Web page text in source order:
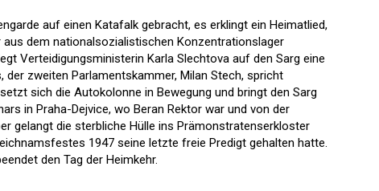
auf einen Katafalk gebracht, es erklingt ein Heimatlied,
dem nationalsozialistischen Konzentrationslager
Verteidigungsministerin Karla Slechtova auf den Sarg eine
zweiten Parlamentskammer, Milan Stech, spricht
sich die Autokolonne in Bewegung und bringt den Sarg
in Praha-Dejvice, wo Beran Rektor war und von der
gelangt die sterbliche Hülle ins Prämonstratenserkloster
1947 seine letzte freie Predigt gehalten hatte.
den Tag der Heimkehr.